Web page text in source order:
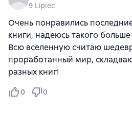
9 Lipiec
Очень понравились
книги, надеюсь такого
Всю вселенную считаю
проработанный мир,
разных книг!
0 0